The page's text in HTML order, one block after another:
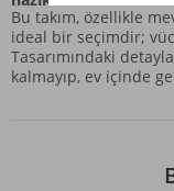
Bu takım, özellikle
ideal bir seçimdir;
Tasarımındaki
kalmayıp, ev içinde